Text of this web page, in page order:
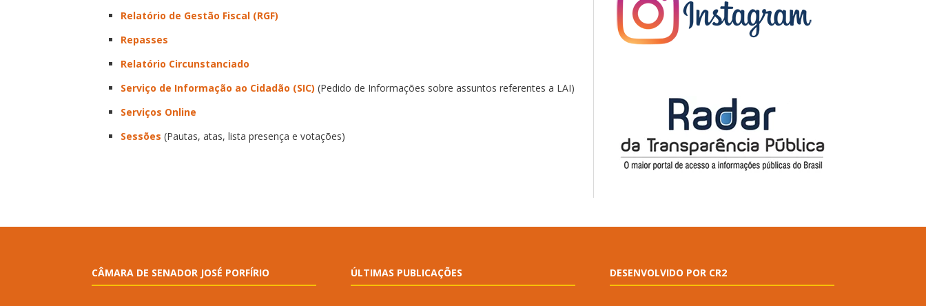
Relatório de Gestão Fiscal (RGF)
Repasses
Relatório Circunstanciado
Serviço de Informação ao Cidadão (SIC) (Pedido de Informações sobre assuntos referentes a LAI)
Serviços Online
Sessões (Pautas, atas, lista presença e votações)
CÂMARA DE SENADOR JOSÉ PORFÍRIO ÚLTIMAS PUBLICAÇÕES DESENVOLVIDO POR CR2